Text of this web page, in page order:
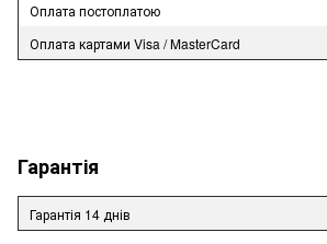
Оплата постоплатою
Оплата картами Visa / MasterCard
Гарантія
Гарантія 14 днів